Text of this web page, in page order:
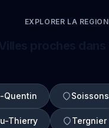
EXPLORER LA REGION
Quentin Soissons
Thierry Tergnier